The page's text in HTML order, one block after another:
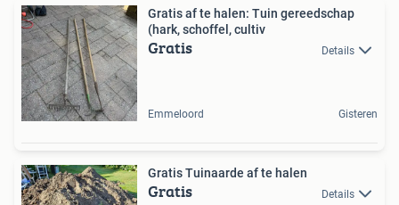
Gratis af te halen: Tuin gereedschap
(hark, schoffel, cultiv
Gratis Details
Emmeloord Gisteren
Gratis Tuinaarde af te halen
Gratis Details